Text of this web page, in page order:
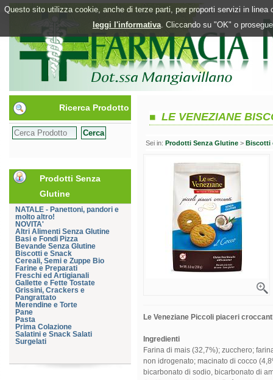
Questo sito utilizza cookie, anche di terze parti, per proporti servizi in
leggi l'informativa. Cliccando su "OK" o
Ricerca Prodotto
Prodotti Senza
Glutine
NATALE - Panettoni, pandori e
molto altro!
NOVITA'
Altri Alimenti Senza Glutine
Basi e Fondi Pizza
Bevande Senza Glutine
Biscotti e Snack
Cereali, Semi e Zuppe Bio
Farine e Preparati
Freschi ed Artigianali
Gallette e Fette Tostate
Grissini, Crackers e
Pangrattato
Merendine e Torte
Pane
Pasta
Prima Colazione
Salatini e Snack Salati
Surgelati
LE VENEZIANE
Sei in: Prodotti Senza Glutine > Biscotti
Le Veneziane Piccoli piaceri
Ingredienti
Farina di mais (32,7%); zucchero;
non idrogenato; macinato di cocco
bicarbonato di sodio, bicarbonato di